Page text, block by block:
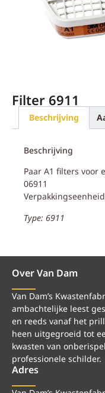
Filter 6911
Beschrijving
Beschrijving
Paar A1 filters voor
06911
Type: 6911
Over Van Dam
Van Dam’s
ambachtelijke leest
en reeds vanaf het
heen uitgegroeid tot
kwasten van
professionele schilder.
Adres